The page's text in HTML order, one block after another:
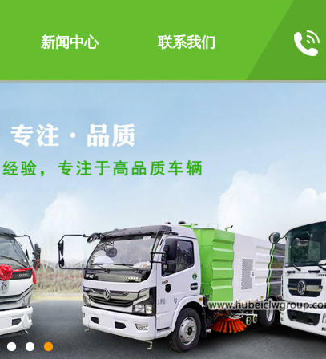
新闻中心 联系我们